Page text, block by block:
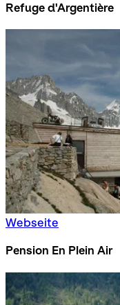
Refuge d'Argentière
Webseite
Pension En Plein Air